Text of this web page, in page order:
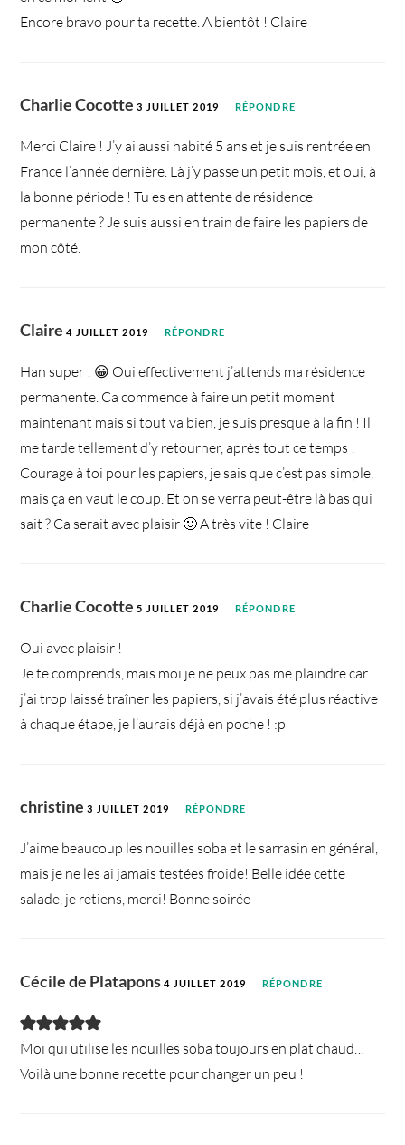
Encore bravo pour ta recette. A bientôt ! Claire
Charlie Cocotte 3 JUILLET 2019 RÉPONDRE
Merci Claire ! J’y ai aussi habité 5 ans et je suis rentrée en
France l’année dernière. Là j’y passe un petit mois, et oui, à
la bonne période ! Tu es en attente de résidence
permanente ? Je suis aussi en train de faire les papiers de
mon côté.
Claire 4 JUILLET 2019 RÉPONDRE
Han super ! 😀 Oui effectivement j’attends ma résidence
permanente. Ca commence à faire un petit moment
maintenant mais si tout va bien, je suis presque à la fin ! Il
me tarde tellement d’y retourner, après tout ce temps !
Courage à toi pour les papiers, je sais que c’est pas simple,
mais ça en vaut le coup. Et on se verra peut-être là bas qui
sait ? Ca serait avec plaisir 🙂 A très vite ! Claire
Charlie Cocotte 5 JUILLET 2019 RÉPONDRE
Oui avec plaisir !
Je te comprends, mais moi je ne peux pas me plaindre car
j’ai trop laissé traîner les papiers, si j’avais été plus réactive
à chaque étape, je l’aurais déjà en poche ! :p
christine 3 JUILLET 2019 RÉPONDRE
J’aime beaucoup les nouilles soba et le sarrasin en général,
mais je ne les ai jamais testées froide! Belle idée cette
salade, je retiens, merci! Bonne soirée
Cécile de Platapons 4 JUILLET 2019 RÉPONDRE
Moi qui utilise les nouilles soba toujours en plat chaud…
Voilà une bonne recette pour changer un peu !